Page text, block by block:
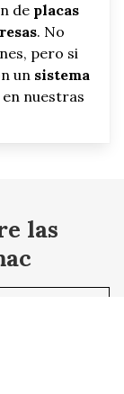
de placas
. No
pero si
un sistema
nuestras
las